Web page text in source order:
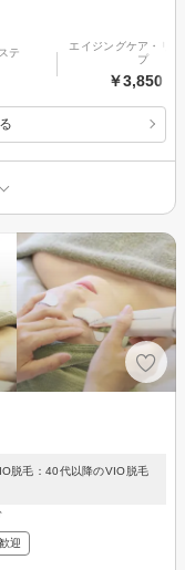
テ
エイジングケア・リ
プ
￥3,850～
脱毛：40代以降のVIO脱毛
迎